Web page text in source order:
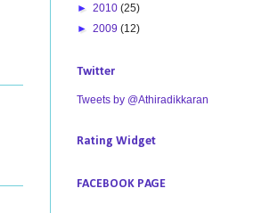
► 2010 (25)
► 2009 (12)
Twitter
Tweets by @Athiradikkaran
Rating Widget
FACEBOOK PAGE